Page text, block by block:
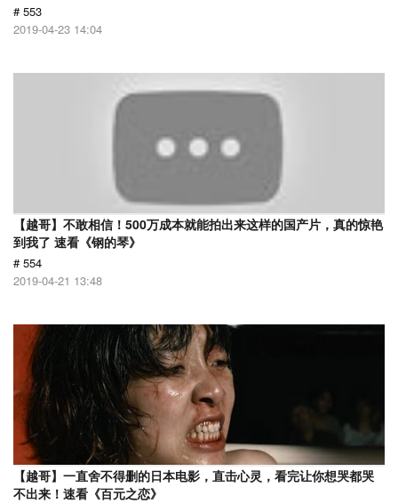
# 553
2019-04-23 14:04
【越哥】不敢相信！500万成本就能拍出来这样的国产片，真的惊艳
到我了 速看《钢的琴》
# 554
2019-04-21 13:48
【越哥】一直舍不得删的日本电影，直击心灵，看完让你想哭都哭
不出来！速看《百元之恋》